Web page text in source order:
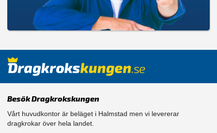
Besök Dragkrokskungen
Vårt huvudkontor är beläget i Halmstad men vi levererar
dragkrokar över hela landet.